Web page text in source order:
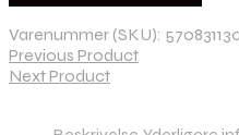
Varenummer (SKU):
Previous Product
Next Product